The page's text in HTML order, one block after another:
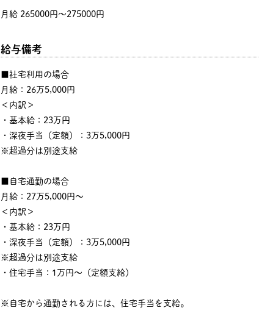
月給 265000円〜275000円
給与備考
■社宅利用の場合
月給：26万5,000円
＜内訳＞
・基本給：23万円
・深夜手当（定額）：3万5,000円
※超過分は別途支給
■自宅通勤の場合
月給：27万5,000円～
＜内訳＞
・基本給：23万円
・深夜手当（定額）：3万5,000円
※超過分は別途支給
・住宅手当：1万円～（定額支給）
※自宅から通勤される方には、住宅手当を支給。